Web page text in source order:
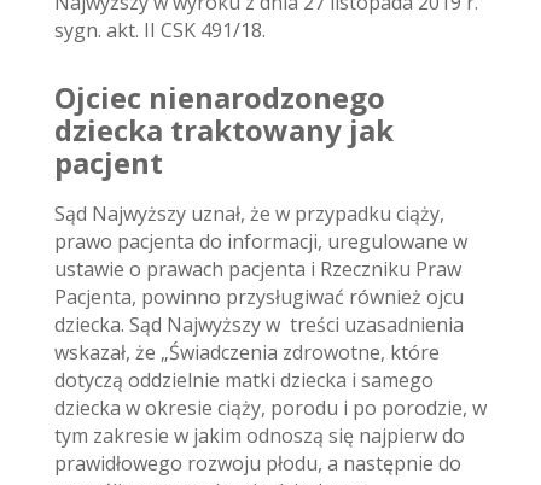
sygn. akt. II CSK 491/18.
Ojciec nienarodzonego
dziecka traktowany jak
pacjent
Sąd Najwyższy uznał, że w przypadku ciąży,
prawo pacjenta do informacji, uregulowane w
ustawie o prawach pacjenta i Rzeczniku Praw
Pacjenta, powinno przysługiwać również ojcu
dziecka. Sąd Najwyższy w treści uzasadnienia
wskazał, że „Świadczenia zdrowotne, które
dotyczą oddzielnie matki dziecka i samego
dziecka w okresie ciąży, porodu i po porodzie, w
tym zakresie w jakim odnoszą się najpierw do
prawidłowego rozwoju płodu, a następnie do